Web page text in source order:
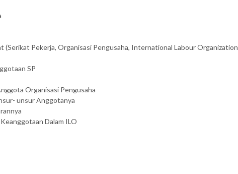
(Serikat Pekerja, Organisasi Pengusaha, International Labour Organization
SP
Organisasi Pengusaha
unsur Anggotanya
Dalam ILO